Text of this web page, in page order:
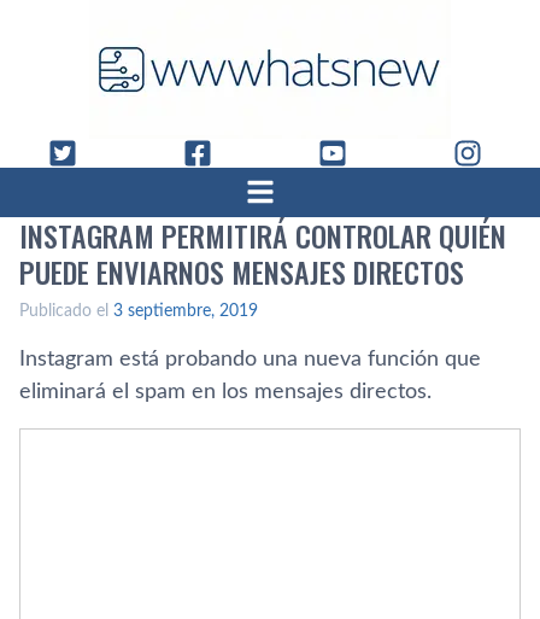
INSTAGRAM PERMITIRÁ CONTROLAR QUIÉN
PUEDE ENVIARNOS MENSAJES DIRECTOS
Publicado el 3 septiembre, 2019
Instagram está probando una nueva función que
eliminará el spam en los mensajes directos.